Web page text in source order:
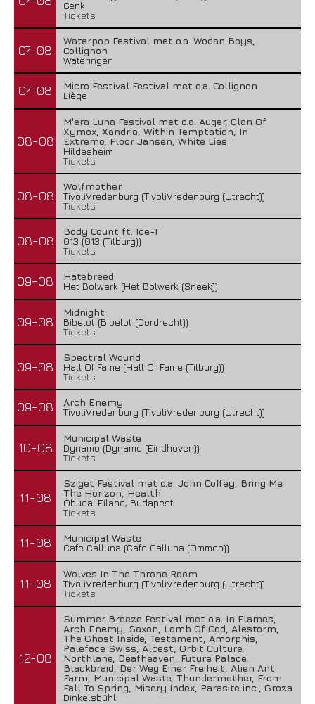
Genk
Tickets
07-08
Waterpop Festival met o.a. Wodan Boys,
Collignon
Wateringen
07-08
Micro Festival Festival met o.a. Collignon
Liège
08-08
M'era Luna Festival met o.a. Auger, Clan Of
Xymox, Xandria, Within Temptation, In
Extremo, Floor Jansen, White Lies
Hildesheim
Tickets
08-08
Wolfmother
TivoliVredenburg (TivoliVredenburg (Utrecht))
Tickets
08-08
Body Count ft. Ice-T
013 (013 (Tilburg))
Tickets
09-08
Hatebreed
Het Bolwerk (Het Bolwerk (Sneek))
09-08
Midnight
Bibelot (Bibelot (Dordrecht))
Tickets
09-08
Spectral Wound
Hall Of Fame (Hall Of Fame (Tilburg))
Tickets
09-08
Arch Enemy
TivoliVredenburg (TivoliVredenburg (Utrecht))
10-08
Municipal Waste
Dynamo (Dynamo (Eindhoven))
Tickets
11-08
Sziget Festival met o.a. John Coffey, Bring Me
The Horizon, Health
Óbudai Eiland, Budapest
Tickets
11-08
Municipal Waste
Cafe Calluna (Cafe Calluna (Ommen))
11-08
Wolves In The Throne Room
TivoliVredenburg (TivoliVredenburg (Utrecht))
Tickets
12-08
Summer Breeze Festival met o.a. In Flames,
Arch Enemy, Saxon, Lamb Of God, Alestorm,
The Ghost Inside, Testament, Amorphis,
Paleface Swiss, Alcest, Orbit Culture,
Northlane, Deafheaven, Future Palace,
Blackbraid, Der Weg Einer Freiheit, Alien Ant
Farm, Municipal Waste, Thundermother, From
Fall To Spring, Misery Index, Parasite inc., Groza
Dinkelsbühl